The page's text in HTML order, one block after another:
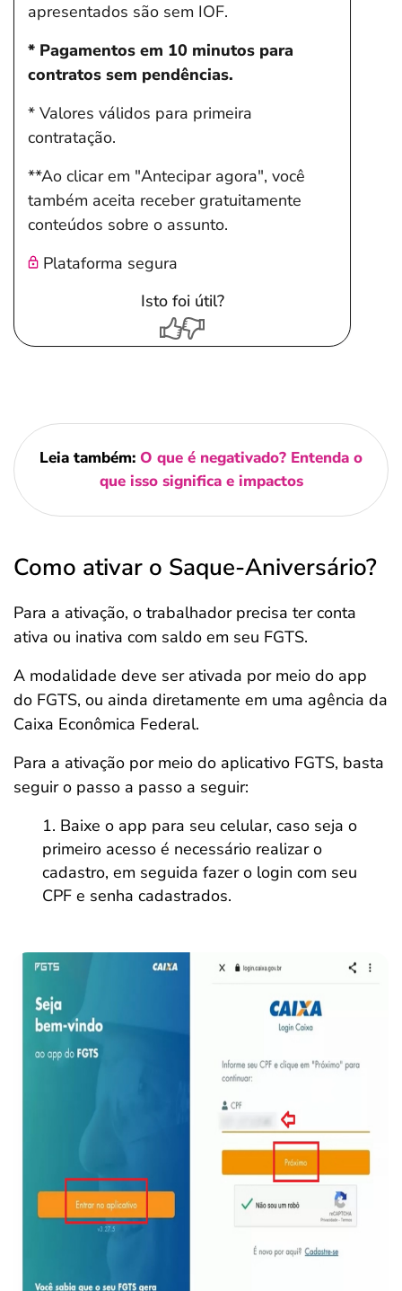
apresentados são sem IOF.
* Pagamentos em 10 minutos para
contratos sem pendências.
* Valores válidos para primeira
contratação.
**Ao clicar em "Antecipar agora", você
também aceita receber gratuitamente
conteúdos sobre o assunto.
Plataforma segura
Isto foi útil?
Leia também: O que é negativado? Entenda o
que isso significa e impactos
Como ativar o Saque-Aniversário?
Para a ativação, o trabalhador precisa ter conta
ativa ou inativa com saldo em seu FGTS.
A modalidade deve ser ativada por meio do app
do FGTS, ou ainda diretamente em uma agência da
Caixa Econômica Federal.
Para a ativação por meio do aplicativo FGTS, basta
seguir o passo a passo a seguir:
Baixe o app para seu celular, caso seja o
primeiro acesso é necessário realizar o
cadastro, em seguida fazer o login com seu
CPF e senha cadastrados.